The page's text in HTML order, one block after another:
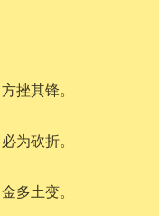
挫其锋。
为砍折。
多土变。